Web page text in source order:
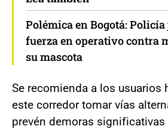
Polémica en Bogotá:
fuerza en operativo contra
su mascota
Se recomienda a los usuarios
este corredor tomar vías
prevén demoras